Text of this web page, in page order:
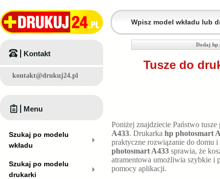
Dodaj hp
Tusze do
Poniżej znajdziecie Państwo
A433. Drukarka hp photosmart
praktyczne rozwiązanie do domu
photosmart A433 sprawia, że
atramentowa umożliwia szybkie i
pomocy aplikacji.
Kontakt
kontakt@drukuj24.pl
Menu
Szukaj po modelu
wkładu
Szukaj po modelu
drukarki